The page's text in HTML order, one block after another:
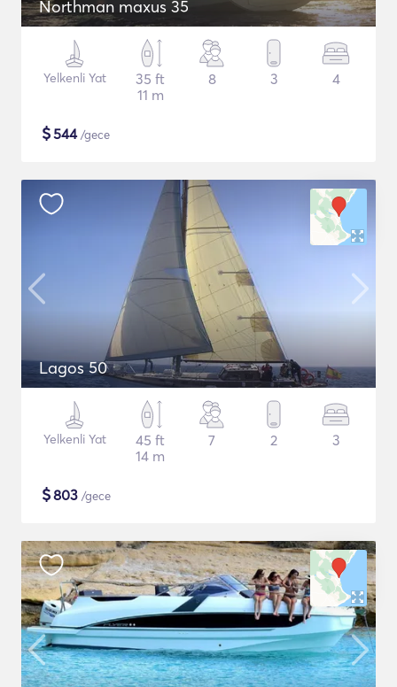
Northman maxus 35
Yelkenli Yat
35 ft
11 m
8 3 4
$544/gece
Lagos 50
Yelkenli Yat
45 ft
14 m
7 2 3
$803 /gece